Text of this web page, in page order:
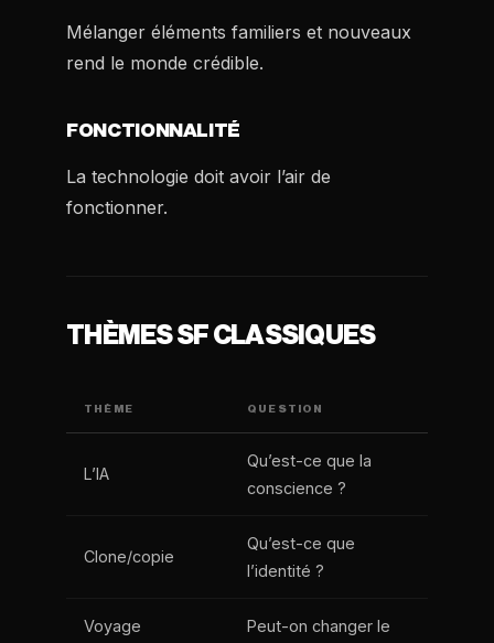
Mélanger éléments familiers et nouveaux
rend le monde crédible.
FONCTIONNALITÉ
La technologie doit avoir l’air de
fonctionner.
THÈMES SF CLASSIQUES
THÈME QUESTION
L’IA
Qu’est-ce que la
conscience ?
Clone/copie
Qu’est-ce que
l’identité ?
Voyage
Peut-on changer le